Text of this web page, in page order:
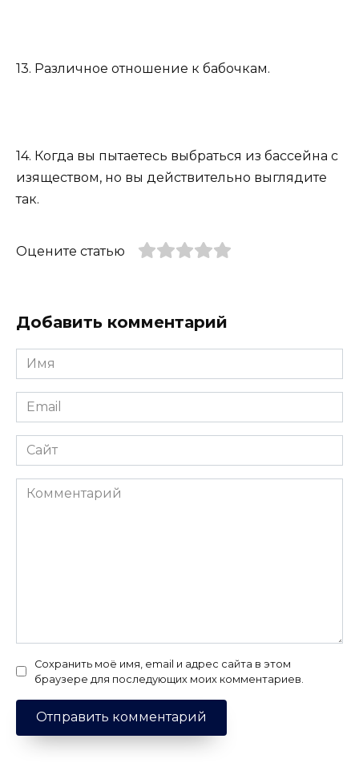
13. Различное отношение к бабочкам.
14. Когда вы пытаетесь выбраться из бассейна с
изяществом, но вы действительно выглядите
так.
Оцените статью
Добавить комментарий
Имя
*
Email
*
Сайт
Комментарий
Сохранить моё имя, email и адрес сайта в этом
браузере для последующих моих комментариев.